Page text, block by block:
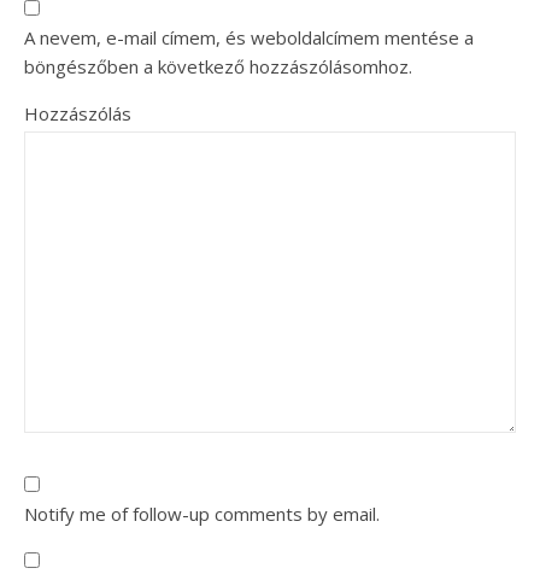
A nevem, e-mail címem, és weboldalcímem mentése a
böngészőben a következő hozzászólásomhoz.
Hozzászólás
Notify me of follow-up comments by email.